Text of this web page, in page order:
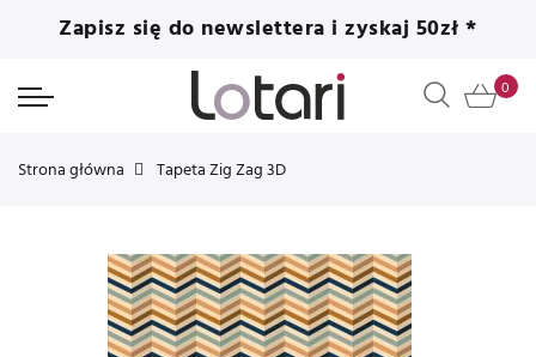
Zapisz się do newslettera i zyskaj 50zł *
Strona główna Tapeta Zig Zag 3D